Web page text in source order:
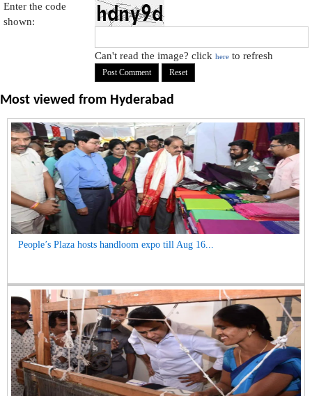
Enter the code
shown:
Can't read the image? clickhere to refresh
Most viewed from Hyderabad
People’s Plaza hosts handloom expo till Aug 16...